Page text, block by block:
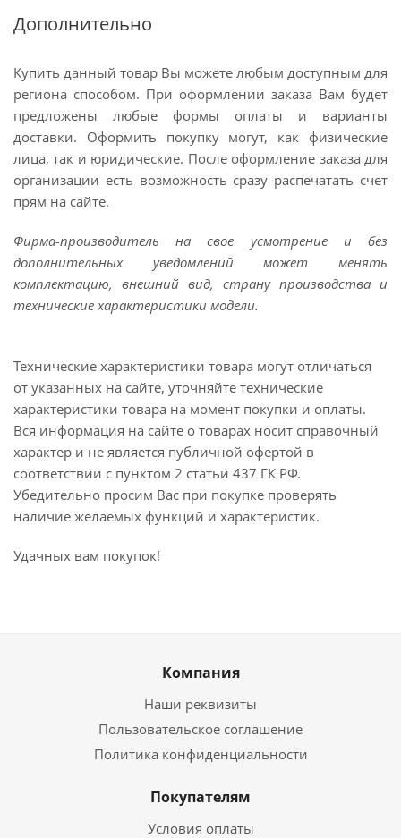
Дополнительно
Купить данный товар Вы можете любым доступным для
региона способом. При оформлении заказа Вам будет
предложены любые формы оплаты и варианты
доставки. Оформить покупку могут, как физические
лица, так и юридические. После оформление заказа для
организации есть возможность сразу распечатать счет
прям на сайте.
Фирма-производитель на свое усмотрение и без
дополнительных уведомлений может менять
комплектацию, внешний вид, страну производства и
технические характеристики модели.
Технические характеристики товара могут отличаться
от указанных на сайте, уточняйте технические
характеристики товара на момент покупки и оплаты.
Вся информация на сайте о товарах носит справочный
характер и не является публичной офертой в
соответствии с пунктом 2 статьи 437 ГК РФ.
Убедительно просим Вас при покупке проверять
наличие желаемых функций и характеристик.
Удачных вам покупок!
Компания
Наши реквизиты
Пользовательское соглашение
Политика конфиденциальности
Покупателям
Условия оплаты